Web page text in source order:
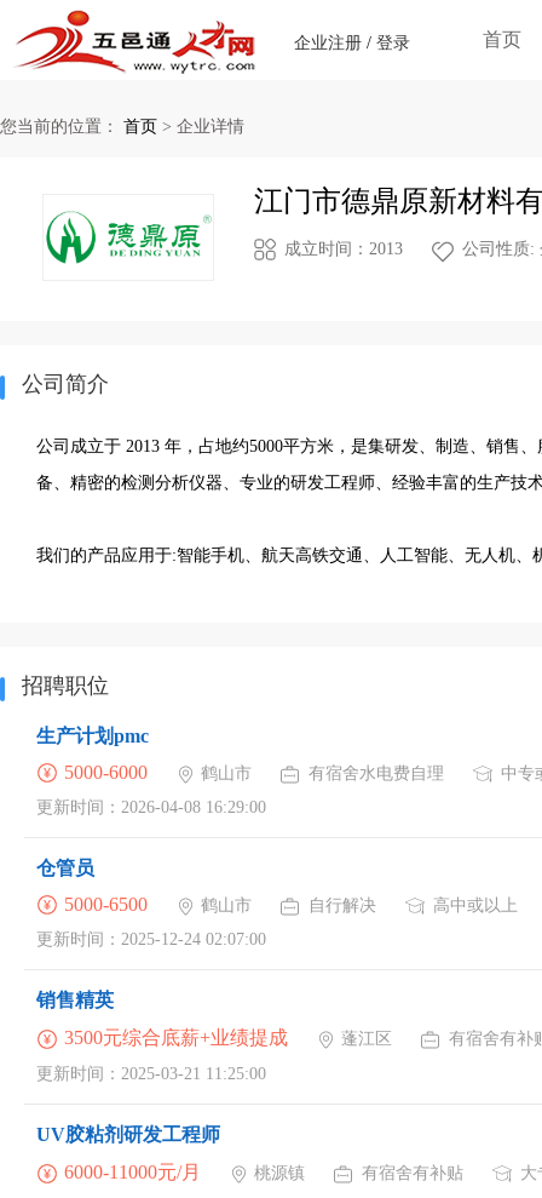
企业注册 / 登录 首页
您当前的位置： 首页 > 企业详情
江门市德鼎原新材料
成立时间：2013 公司性质:
公司简介
公司成立于 2013 年，占地约5000平方米，是集研发、制造、销售
备、精密的检测分析仪器、专业的研发工程师、经验丰富
我们的产品应用于:智能手机、航天高铁交通、人工智能、无人机、
招聘职位
生产计划pmc
5000-6000
鹤山市 有宿舍水电费自理
中专
更新时间：2026-04-08 16:29:00
仓管员
5000-6500
鹤山市 自行解决
高中或以上
更新时间：2025-12-24 02:07:00
销售精英
3500元综合底薪+业绩提成
蓬江区
有宿舍有补
更新时间：2025-03-21 11:25:00
UV胶粘剂研发工程师
6000-11000元/月
桃源镇 有宿舍有补贴
大